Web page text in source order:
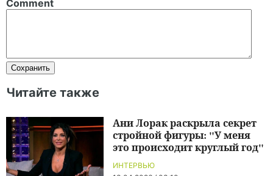
Comment
Читайте также
ИНТЕРВЬЮ
Ани Лорак раскрыла секрет
стройной фигуры: "У меня
это происходит круглый год"